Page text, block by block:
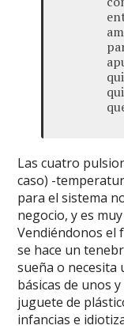
Las cuatro
caso) -
para el sistema
negocio, y es
Vendiéndonos el
se hace un
sueña o necesita
básicas de unos
juguete de
infancias e